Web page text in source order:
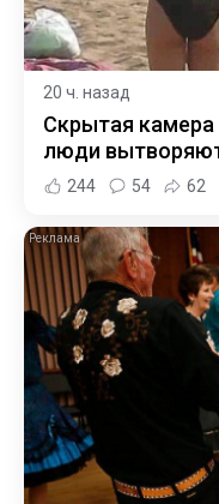
20 ч. назад
Скрытая
люди
244 54 62